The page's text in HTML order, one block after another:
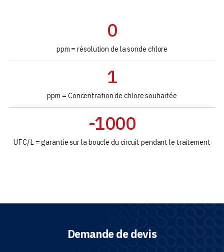
0
ppm = résolution de la sonde chlore
1
ppm = Concentration de chlore souhaitée
-1000
UFC/L = garantie sur la boucle du circuit pendant le traitement
Demande de devis